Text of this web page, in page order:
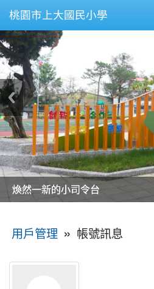
桃園市上大國民小學
美麗的操場是我們活力的來源
美麗的操場是我們活力的來源
煥然一新的小司令台
煥然一新的小司令台
富含桃園埤塘田園風光意象的中廊
富含桃園埤塘田園風光意象的中廊
嶄新的中庭廣場
嶄新的中庭廣場
水生池生生不息
水生池生生不息
用戶管理 » 帳號訊息